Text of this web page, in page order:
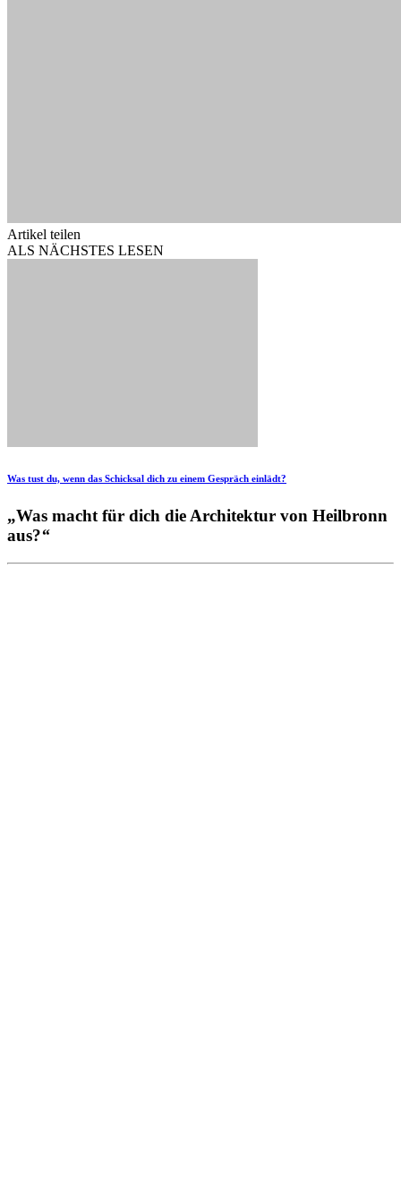
Artikel teilen
ALS NÄCHSTES LESEN
Was tust du, wenn das Schicksal dich zu einem Gespräch einlädt?
„Was macht für dich die Architektur von Heilbronn
aus?“